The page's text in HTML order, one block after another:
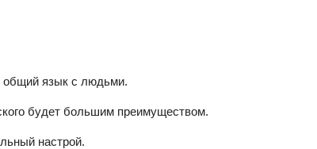
общий язык с людьми.
будет большим преимуществом.
настрой.